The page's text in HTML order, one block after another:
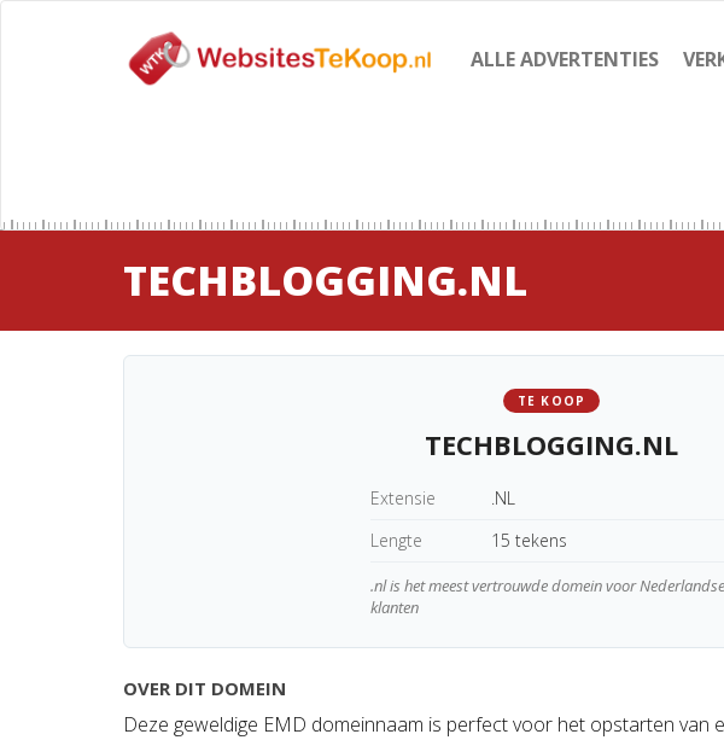
ALLE ADVERTENTIES
TECHBLOGGING.NL
TE KOOP
TECHBLOGGING.NL
Extensie
.NL
Lengte
15 tekens
.nl is het meest vertrouwde domein voor Nederlandse
klanten
OVER DIT DOMEIN
Deze geweldige EMD domeinnaam is perfect voor het opstarten van